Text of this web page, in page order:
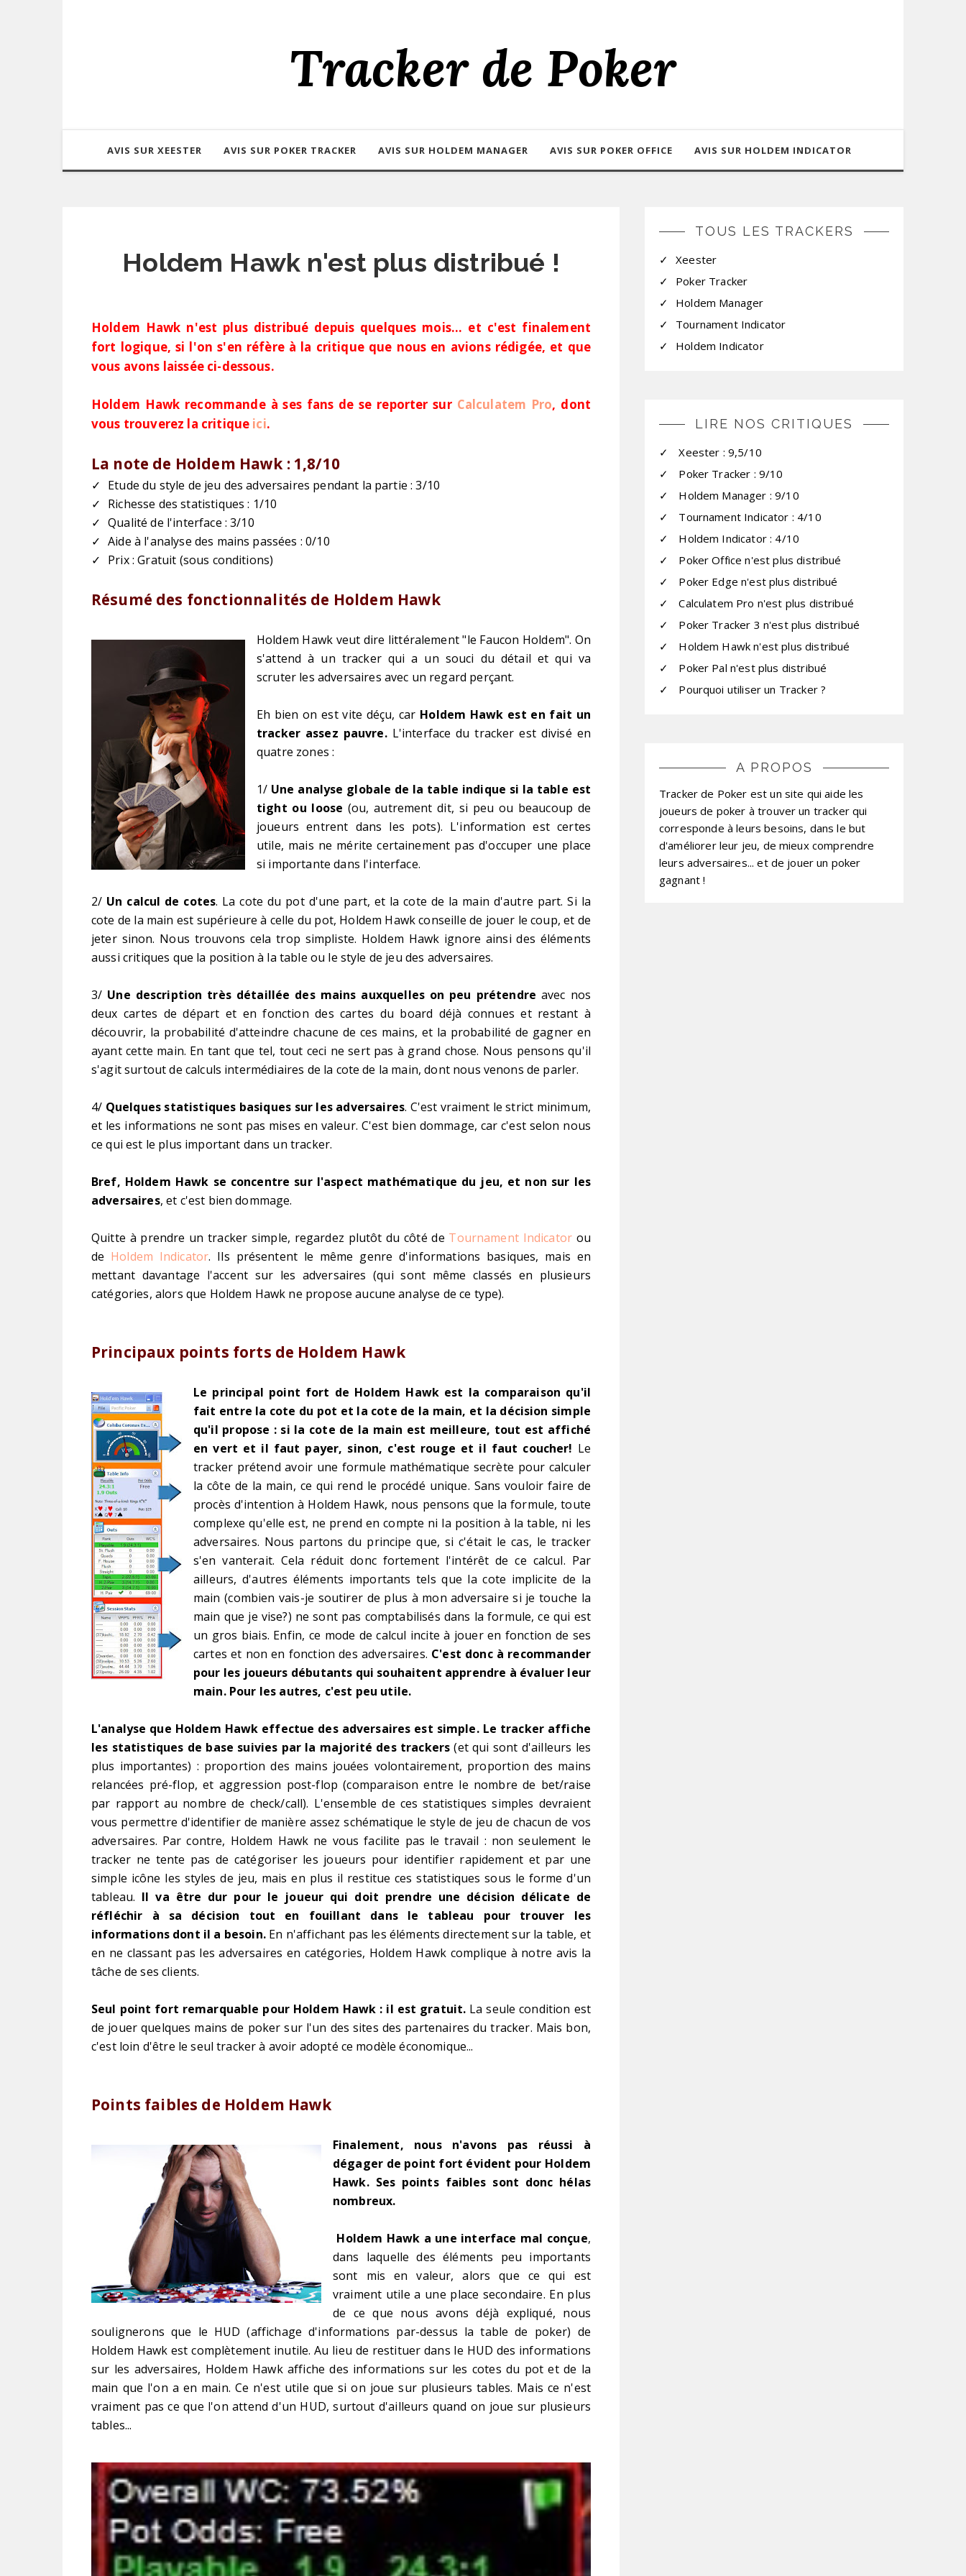
Tracker de Poker
AVIS SUR XEESTER AVIS SUR POKER TRACKER AVIS SUR HOLDEM MANAGER AVIS SUR POKER OFFICE AVIS SUR HOLDEM INDICATOR
Holdem Hawk n'est plus distribué !
Holdem Hawk n'est plus distribué depuis quelques mois... et c'est finalement
fort logique, si l'on s'en réfère à la critique que nous en avions rédigée, et que
vous avons laissée ci-dessous.
Holdem Hawk recommande à ses fans de se reporter sur Calculatem Pro, dont
vous trouverez la critique ici.
La note de Holdem Hawk : 1,8/10
Etude du style de jeu des adversaires pendant la partie : 3/10
Richesse des statistiques : 1/10
Qualité de l'interface : 3/10
Aide à l'analyse des mains passées : 0/10
Prix : Gratuit (sous conditions)
Résumé des fonctionnalités de Holdem Hawk
Holdem Hawk veut dire littéralement "le Faucon Holdem". On
s'attend à un tracker qui a un souci du détail et qui va
scruter les adversaires avec un regard perçant.
Eh bien on est vite déçu, car Holdem Hawk est en fait un
tracker assez pauvre.L'interface du tracker est divisé en
quatre zones :
1/ Une analyse globale de la table indique si la table est
tight ou loose (ou, autrement dit, si peu ou beaucoup de
joueurs entrent dans les pots). L'information est certes
utile, mais ne mérite certainement pas d'occuper une place
si importante dans l'interface.
2/ Un calcul de cotes. La cote du pot d'une part, et la cote de la main d'autre part. Si la
cote de la main est supérieure à celle du pot, Holdem Hawk conseille de jouer le coup, et de
jeter sinon. Nous trouvons cela trop simpliste. Holdem Hawk ignore ainsi des éléments
aussi critiques que la position à la table ou le style de jeu des adversaires.
3/ Une description très détaillée des mains auxquelles on peu prétendre avec nos
deux cartes de départ et en fonction des cartes du board déjà connues et restant à
découvrir, la probabilité d'atteindre chacune de ces mains, et la probabilité de gagner en
ayant cette main. En tant que tel, tout ceci ne sert pas à grand chose. Nous pensons qu'il
s'agit surtout de calculs intermédiaires de la cote de la main, dont nous venons de parler.
4/ Quelques statistiques basiques sur les adversaires. C'est vraiment le strict minimum,
et les informations ne sont pas mises en valeur. C'est bien dommage, car c'est selon nous
ce qui est le plus important dans un tracker.
Bref, Holdem Hawk se concentre sur l'aspect mathématique du jeu, et non sur les
adversaires, et c'est bien dommage.
Quitte à prendre un tracker simple, regardez plutôt du côté de Tournament Indicator ou
de Holdem Indicator. Ils présentent le même genre d'informations basiques, mais en
mettant davantage l'accent sur les adversaires (qui sont même classés en plusieurs
catégories, alors que Holdem Hawk ne propose aucune analyse de ce type).
Principaux points forts de Holdem Hawk
Le principal point fort de Holdem Hawk est la comparaison qu'il
fait entre la cote du pot et la cote de la main, et la décision simple
qu'il propose : si la cote de la main est meilleure, tout est affiché
en vert et il faut payer, sinon, c'est rouge et il faut coucher! Le
tracker prétend avoir une formule mathématique secrète pour calculer
la côte de la main, ce qui rend le procédé unique. Sans vouloir faire de
procès d'intention à Holdem Hawk, nous pensons que la formule, toute
complexe qu'elle est, ne prend en compte ni la position à la table, ni les
adversaires. Nous partons du principe que, si c'était le cas, le tracker
s'en vanterait. Cela réduit donc fortement l'intérêt de ce calcul. Par
ailleurs, d'autres éléments importants tels que la cote implicite de la
main (combien vais-je soutirer de plus à mon adversaire si je touche la
main que je vise?) ne sont pas comptabilisés dans la formule, ce qui est
un gros biais. Enfin, ce mode de calcul incite à jouer en fonction de ses
cartes et non en fonction des adversaires. C'est donc à recommander
pour les joueurs débutants qui souhaitent apprendre à évaluer leur
main. Pour les autres, c'est peu utile.
L'analyse que Holdem Hawk effectue des adversaires est simple. Le tracker affiche
les statistiques de base suivies par la majorité des trackers(et qui sont d'ailleurs les
plus importantes) : proportion des mains jouées volontairement, proportion des mains
relancées pré-flop, et aggression post-flop (comparaison entre le nombre de bet/raise
par rapport au nombre de check/call). L'ensemble de ces statistiques simples devraient
vous permettre d'identifier de manière assez schématique le style de jeu de chacun de vos
adversaires. Par contre, Holdem Hawk ne vous facilite pas le travail : non seulement le
tracker ne tente pas de catégoriser les joueurs pour identifier rapidement et par une
simple icône les styles de jeu, mais en plus il restitue ces statistiques sous le forme d'un
tableau. Il va être dur pour le joueur qui doit prendre une décision délicate de
réfléchir à sa décision tout en fouillant dans le tableau pour trouver les
informations dont il a besoin. En n'affichant pas les éléments directement sur la table, et
en ne classant pas les adversaires en catégories, Holdem Hawk complique à notre avis la
tâche de ses clients.
Seul point fort remarquable pour Holdem Hawk : il est gratuit. La seule condition est
de jouer quelques mains de poker sur l'un des sites des partenaires du tracker. Mais bon,
c'est loin d'être le seul tracker à avoir adopté ce modèle économique...
Points faibles de Holdem Hawk
Finalement, nous n'avons pas réussi à
dégager de point fort évident pour Holdem
Hawk. Ses points faibles sont donc hélas
nombreux.
Holdem Hawk a une interface mal conçue,
dans laquelle des éléments peu importants
sont mis en valeur, alors que ce qui est
vraiment utile a une place secondaire. En plus
de ce que nous avons déjà expliqué, nous
soulignerons que le HUD (affichage d'informations par-dessus la table de poker) de
Holdem Hawk est complètement inutile. Au lieu de restituer dans le HUD des informations
sur les adversaires, Holdem Hawk affiche des informations sur les cotes du pot et de la
main que l'on a en main. Ce n'est utile que si on joue sur plusieurs tables. Mais ce n'est
vraiment pas ce que l'on attend d'un HUD, surtout d'ailleurs quand on joue sur plusieurs
tables...
TOUS LES TRACKERS
Xeester
Poker Tracker
Holdem Manager
Tournament Indicator
Holdem Indicator
LIRE NOS CRITIQUES
Xeester : 9,5/10
Poker Tracker : 9/10
Holdem Manager : 9/10
Tournament Indicator : 4/10
Holdem Indicator : 4/10
Poker Office n'est plus distribué
Poker Edge n'est plus distribué
Calculatem Pro n'est plus distribué
Poker Tracker 3 n'est plus distribué
Holdem Hawk n'est plus distribué
Poker Pal n'est plus distribué
Pourquoi utiliser un Tracker ?
A PROPOS
Tracker de Poker est un site qui aide les
joueurs de poker à trouver un tracker qui
corresponde à leurs besoins, dans le but
d'améliorer leur jeu, de mieux comprendre
leurs adversaires... et de jouer un poker
gagnant !